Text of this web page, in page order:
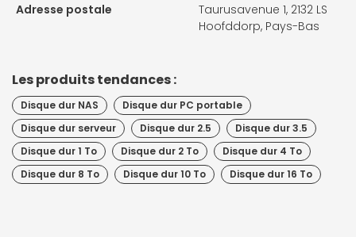
Adresse postale
Taurusavenue 1, 2132 LS
Hoofddorp, Pays-Bas
Les produits tendances :
Disque dur NAS
Disque dur PC portable
Disque dur serveur
Disque dur 2.5
Disque dur 3.5
Disque dur 1 To
Disque dur 2 To
Disque dur 4 To
Disque dur 8 To
Disque dur 10 To Disque dur 16 To